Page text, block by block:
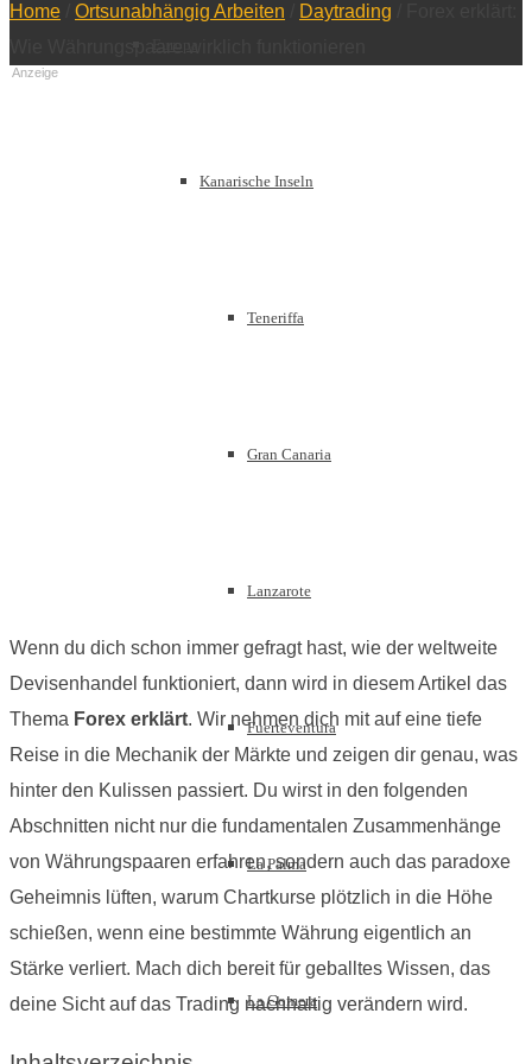
Kanarische Inseln
Teneriffa
Gran Canaria
Lanzarote
Fuerteventura
La Palma
La Gomera
Home Ortsunabhängig Arbeiten Daytrading
Anzeige
Wenn du dich schon immer gefragt hast, wie der weltweite
Devisenhandel funktioniert, dann wird in diesem Artikel das
Thema Forex erklärt. Wir nehmen dich mit auf eine tiefe
Reise in die Mechanik der Märkte und zeigen dir genau, was
hinter den Kulissen passiert. Du wirst in den folgenden
Abschnitten nicht nur die fundamentalen Zusammenhänge
von Währungspaaren erfahren, sondern auch das paradoxe
Geheimnis lüften, warum Chartkurse plötzlich in die Höhe
schießen, wenn eine bestimmte Währung eigentlich an
Stärke verliert. Mach dich bereit für geballtes Wissen, das
deine Sicht auf das Trading nachhaltig verändern wird.